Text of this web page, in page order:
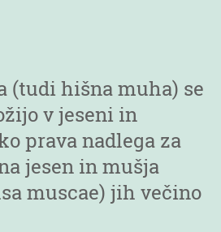
(tudi hišna muha) se
v jeseni in
prava nadlega za
jesen in mušja
muscae) jih večino